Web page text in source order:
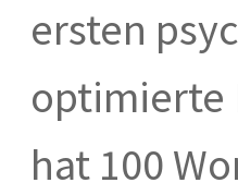
ersten
optimierte
hat 100